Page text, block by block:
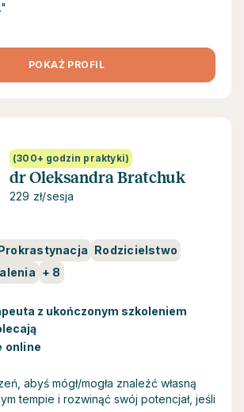
POKAŻ PROFIL
(300+ godzin praktyki)
dr Oleksandra Bratchuk
229 zł/sesja
Rodzicielstwo
+ 8
z ukończonym szkoleniem
online
abyś mógł/mogła znaleźć własną
tempie i rozwinąć swój potencjał, jeśli